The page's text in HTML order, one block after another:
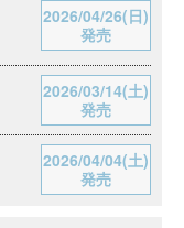
2026/04/26(日)
発売
2026/03/14(土)
発売
2026/04/04(土)
発売